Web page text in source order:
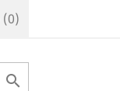
(0)
